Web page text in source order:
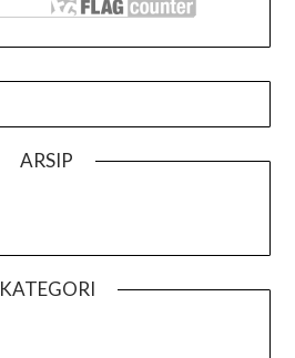
ARSIP
KATEGORI